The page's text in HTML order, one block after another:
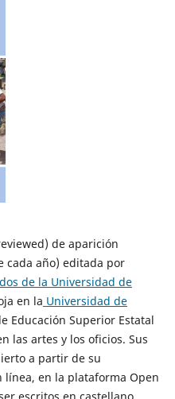
de aparición
cada año) editada por
de la Universidad de
en la Universidad de
Educación Superior Estatal
las artes y los oficios. Sus
a partir de su
línea, en la plataforma Open